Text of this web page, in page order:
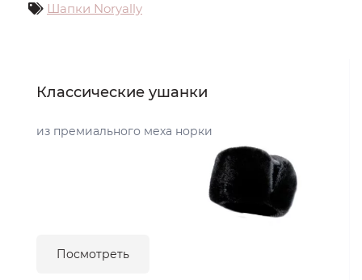
Шапки Noryally
Классические ушанки
из премиального меха норки
Посмотреть